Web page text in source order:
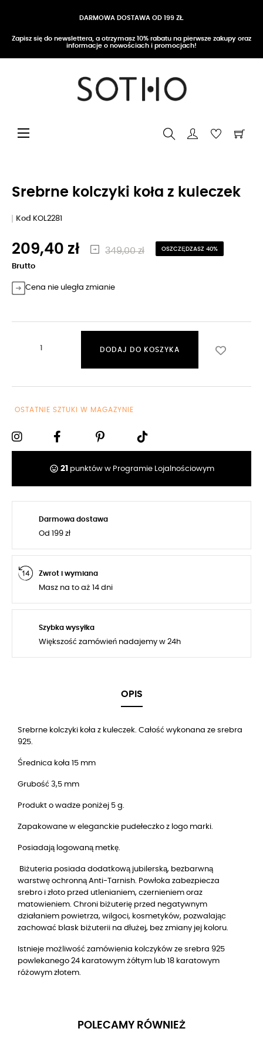
DARMOWA DOSTAWA OD 199 ZŁ
Zapisz się do newslettera, a otrzymasz 10% rabatu na pierwsze zakupy oraz
informacje o nowościach i promocjach!
Przełącz nawigację
☰
Srebrne kolczyki koła z kuleczek
Kod KOL2281
209,40 zł 349,00 zł OSZCZĘDZASZ 40%
Brutto
Cena nie uległa zmianie
DODAJ DO KOSZYKA
OSTATNIE SZTUKI W MAGAZYNIE
tag_faces 21 punktów w Programie Lojalnościowym
Darmowa dostawa
Od 199 zł
Zwrot i wymiana
Masz na to aż 14 dni
Szybka wysyłka
Większość zamówień nadajemy w 24h
OPIS
Srebrne kolczyki koła z kuleczek. Całość wykonana ze srebra
925.
Średnica koła 15 mm
Grubość 3,5 mm
Produkt o wadze poniżej 5 g.
Zapakowane w eleganckie pudełeczko z logo marki.
Posiadają logowaną metkę.
Biżuteria posiada dodatkową jubilerską, bezbarwną
warstwę ochronną Anti-Tarnish. Powłoka zabezpiecza
srebro i złoto przed utlenianiem, czernieniem oraz
matowieniem. Chroni biżuterię przed negatywnym
działaniem powietrza, wilgoci, kosmetyków, pozwalając
zachować blask biżuterii na dłużej, bez zmiany jej koloru.
Istnieje możliwość zamówienia kolczyków ze srebra 925
powlekanego 24 karatowym żółtym lub 18 karatowym
różowym złotem.
POLECAMY RÓWNIEŻ